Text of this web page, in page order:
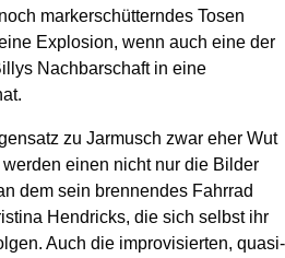
markerschütterndes Tosen
Explosion, wenn auch eine der
Nachbarschaft in eine
zu Jarmusch zwar eher Wut
einen nicht nur die Bilder
dem sein brennendes Fahrrad
Hendricks, die sich selbst ihr
Auch die improvisierten, quasi-